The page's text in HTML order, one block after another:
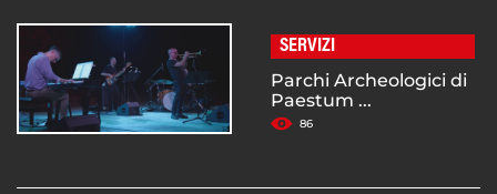
SERVIZI
Parchi Archeologici di
Paestum ...
86